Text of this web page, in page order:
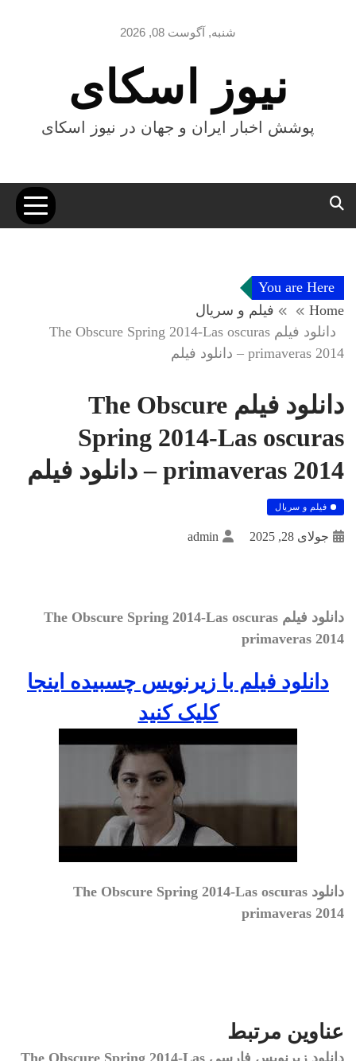
شنبه, آگوست 08, 2026
نیوز اسکای
پوشش اخبار ایران و جهان در نیوز اسکای
You are Here
Home
فیلم و سریال
دانلود فیلم The Obscure Spring 2014-Las oscuras
primaveras 2014 – دانلود فیلم
دانلود فیلم The Obscure
Spring 2014-Las oscuras
primaveras 2014 – دانلود فیلم
فیلم و سریال
جولای 28, 2025 admin
دانلود فیلم The Obscure Spring 2014-Las oscuras
primaveras 2014
دانلود فيلم با زيرنويس چسبيده اينجا
کليک کنيد
دانلود The Obscure Spring 2014-Las oscuras
primaveras 2014
عناوین مرتبط
دانلود زیرنویس فارسی The Obscure Spring 2014-Las